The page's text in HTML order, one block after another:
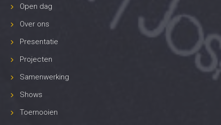
Open dag
Over ons
Presentatie
Projecten
Samenwerking
Shows
Toernooien